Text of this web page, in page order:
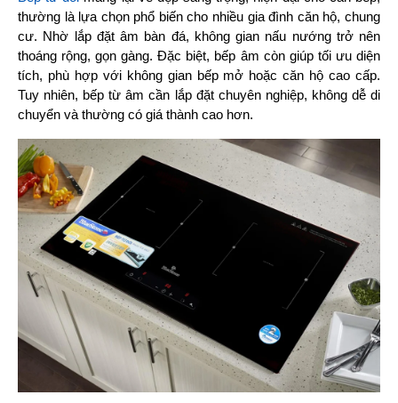
thường là lựa chọn phổ biến cho nhiều gia đình căn hộ, chung
cư. Nhờ lắp đặt âm bàn đá, không gian nấu nướng trở nên
thoáng rộng, gọn gàng. Đặc biệt, bếp âm còn giúp tối ưu diện
tích, phù hợp với không gian bếp mở hoặc căn hộ cao cấp.
Tuy nhiên, bếp từ âm cần lắp đặt chuyên nghiệp, không dễ di
chuyển và thường có giá thành cao hơn.